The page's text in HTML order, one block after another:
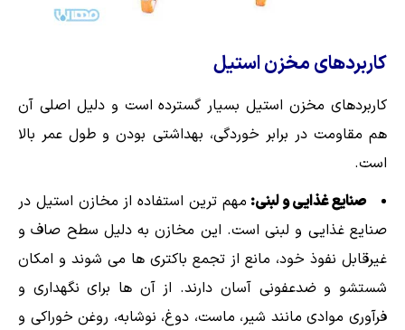
کاربردهای مخزن استیل
کاربردهای مخزن استیل بسیار گسترده است و دلیل اصلی آن
هم مقاومت در برابر خوردگی، بهداشتی بودن و طول عمر بالا
است.
صنایع غذایی و لبنی: مهم ترین استفاده از مخازن استیل در
صنایع غذایی و لبنی است. این مخازن به دلیل سطح صاف و
غیرقابل نفوذ خود، مانع از تجمع باکتری ها می شوند و امکان
شستشو و ضدعفونی آسان دارند. از آن ها برای نگهداری و
فرآوری موادی مانند شیر، ماست، دوغ، نوشابه، روغن خوراکی و